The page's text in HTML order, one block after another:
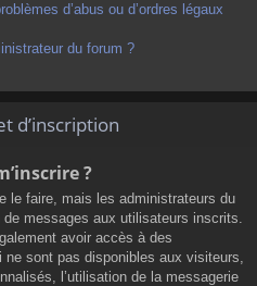
d’abus ou d’ordres légaux
du forum ?
d’inscription
?
le faire, mais les administrateurs du
messages aux utilisateurs inscrits.
avoir accès à des
sont pas disponibles aux visiteurs,
l’utilisation de la messagerie